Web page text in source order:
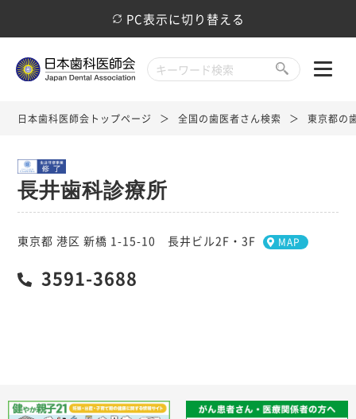
PC表示に切り替える
日本歯科医師会トップページ 全国の歯医者さん検索 東京都の
長井歯科診療所
東京都 港区 新橋 1-15-10 長井ビル2F・3F MAP
3591-3688